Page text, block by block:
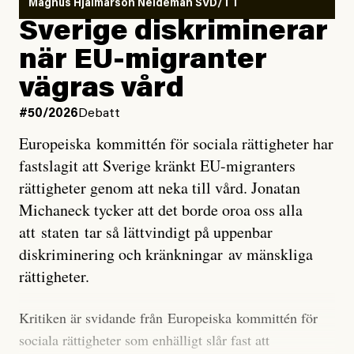
utveckla sig. El Niño är ett återkommande
väderfenomen som uppstår när havsvattnet i delar av
Stilla havet blir ovanligt varmt. Det påverkar vädret
över stora delar av världen och under
forskare allt oftare varnat för att den här El Niñon
Det verkar vara en underdrift, menar nu Zeke
Hausfather.
”Det ser ut som att årets El Niño inte bara med stor
sannolikhet kommer att bli den starkaste sedan
tillförlitliga mätningar inleddes – den kan till och med
marginal”, skriver han.
Magnus Hjalmarson Neideman SVD/TT
Sverige diskriminerar
när EU-migranter
vägras vård
#50/2026 Debatt
Europeiska kommittén för sociala rättigheter har
fastslagit att Sverige kränkt EU-migranters
rättigheter genom att neka till vård. Jonatan
Michaneck tycker att det borde oroa oss alla
att staten tar så lättvindigt på uppenbar
diskriminering och kränkningar av mänskliga
rättigheter.
Kritiken är svidande från Europeiska kommittén för
sociala rättigheter som enhälligt slår fast att